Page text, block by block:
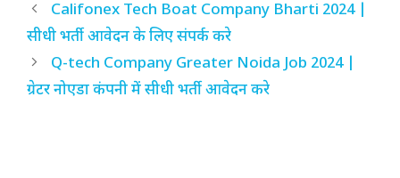
Califonex Tech Boat Company Bharti 2024 |
सीधी भर्ती आवेदन के लिए संपर्क करे
Q-tech Company Greater Noida Job 2024 |
ग्रेटर नोएडा कंपनी में सीधी भर्ती आवेदन करे